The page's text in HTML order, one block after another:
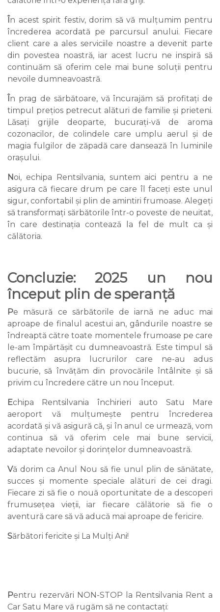
În acest spirit festiv, dorim să vă mulțumim pentru
încrederea acordată pe parcursul anului. Fiecare
client care a ales serviciile noastre a devenit parte
din povestea noastră, iar acest lucru ne inspiră să
continuăm să oferim cele mai bune soluții pentru
nevoile dumneavoastră.
În prag de sărbătoare, vă încurajăm să profitați de
timpul prețios petrecut alături de familie și prieteni.
Lăsați grijile deoparte, bucurați-vă de aroma
cozonacilor, de colindele care umplu aerul și de
magia fulgilor de zăpadă care dansează în luminile
orașului.
Noi, echipa Rentsilvania, suntem aici pentru a ne
asigura că fiecare drum pe care îl faceți este unul
sigur, confortabil și plin de amintiri frumoase. Alegeți
să transformați sărbătorile într-o poveste de neuitat,
în care destinația contează la fel de mult ca și
călătoria.
Concluzie: 2025 un nou
început plin de speranță
Pe măsură ce sărbătorile de iarnă ne aduc mai
aproape de finalul acestui an, gândurile noastre se
îndreaptă către toate momentele frumoase pe care
le-am împărtășit cu dumneavoastră. Este timpul să
reflectăm asupra lucrurilor care ne-au adus
bucurie, să învățăm din provocările întâlnite și să
privim cu încredere către un nou început.
Echipa Rentsilvania închirieri auto Satu Mare
aeroport vă mulțumește pentru încrederea
acordată și vă asigură că, și în anul ce urmează, vom
continua să vă oferim cele mai bune servicii,
adaptate nevoilor și dorințelor dumneavoastră.
Vă dorim ca Anul Nou să fie unul plin de sănătate,
succes și momente speciale alături de cei dragi.
Fiecare zi să fie o nouă oportunitate de a descoperi
frumusețea vieții, iar fiecare călătorie să fie o
aventură care să vă aducă mai aproape de fericire.
Sărbători fericite și La Mulți Ani!
Pentru rezervări NON-STOP la Rentsilvania Rent a
Car Satu Mare vă rugăm să ne contactați: